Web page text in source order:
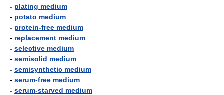
- plating medium
- potato medium
- protein-free medium
- replacement medium
- selective medium
- semisolid medium
- semisynthetic medium
- serum-free medium
- serum-starved medium